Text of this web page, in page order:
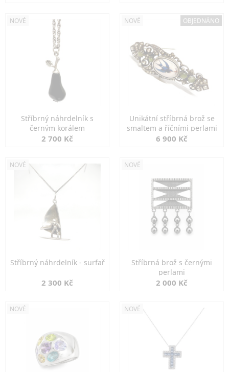
NOVÉ
Stříbrný náhrdelník s
černým korálem
2 700 Kč
NOVÉ OBJEDNÁNO
Unikátní stříbrná brož se
smaltem a říčními perlami
6 900 Kč
NOVÉ
Stříbrný náhrdelník - surfař
2 300 Kč
NOVÉ
Stříbrná brož s černými
perlami
2 000 Kč
NOVÉ NOVÉ